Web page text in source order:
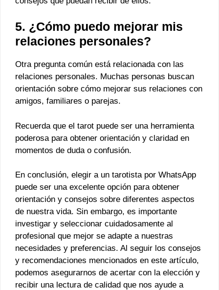
5. ¿Cómo puedo mejorar mis
relaciones personales?
Otra pregunta común está relacionada con las
relaciones personales. Muchas personas buscan
orientación sobre cómo mejorar sus relaciones con
amigos, familiares o parejas.
Recuerda que el tarot puede ser una herramienta
poderosa para obtener orientación y claridad en
momentos de duda o confusión.
En conclusión, elegir a un tarotista por WhatsApp
puede ser una excelente opción para obtener
orientación y consejos sobre diferentes aspectos
de nuestra vida. Sin embargo, es importante
investigar y seleccionar cuidadosamente al
profesional que mejor se adapte a nuestras
necesidades y preferencias. Al seguir los consejos
y recomendaciones mencionados en este artículo,
podemos asegurarnos de acertar con la elección y
recibir una lectura de calidad que nos ayude a